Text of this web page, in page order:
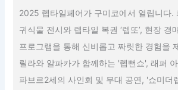
2025 렙타일페어가 구미코에서 열립니다.
귀식물 전시와 렙타일 복권 ‘렙또’, 현장 경
프로그램을 통해 신비롭고 짜릿한 경험을
릴라와 알파카가 함께하는 '렙뻔쇼', 래퍼
파브르2세의 사인회 및 무대 공연, '쇼미더